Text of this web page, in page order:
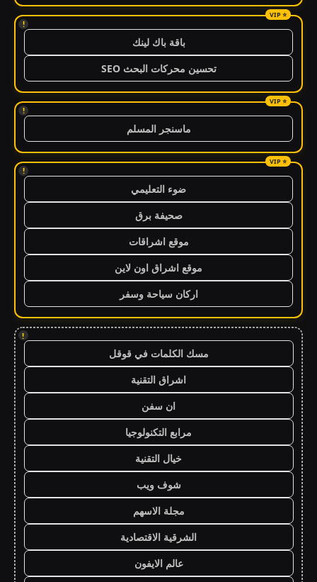
!
باقة باك لينك
تحسين محركات البحث SEO
!
ماسنجر المسلم
!
ضوء التعليمي
صحيفة برق
موقع اشراقات
موقع اشراق اون لاين
اركان سياحة وسفر
!
مسك الكلمات في قوقل
اشراق التقنية
ان سفن
مرابع التكنولوجيا
خيال التقنية
شوف ويب
مجلة الاسهم
الشرقية الاقتصادية
عالم الايفون